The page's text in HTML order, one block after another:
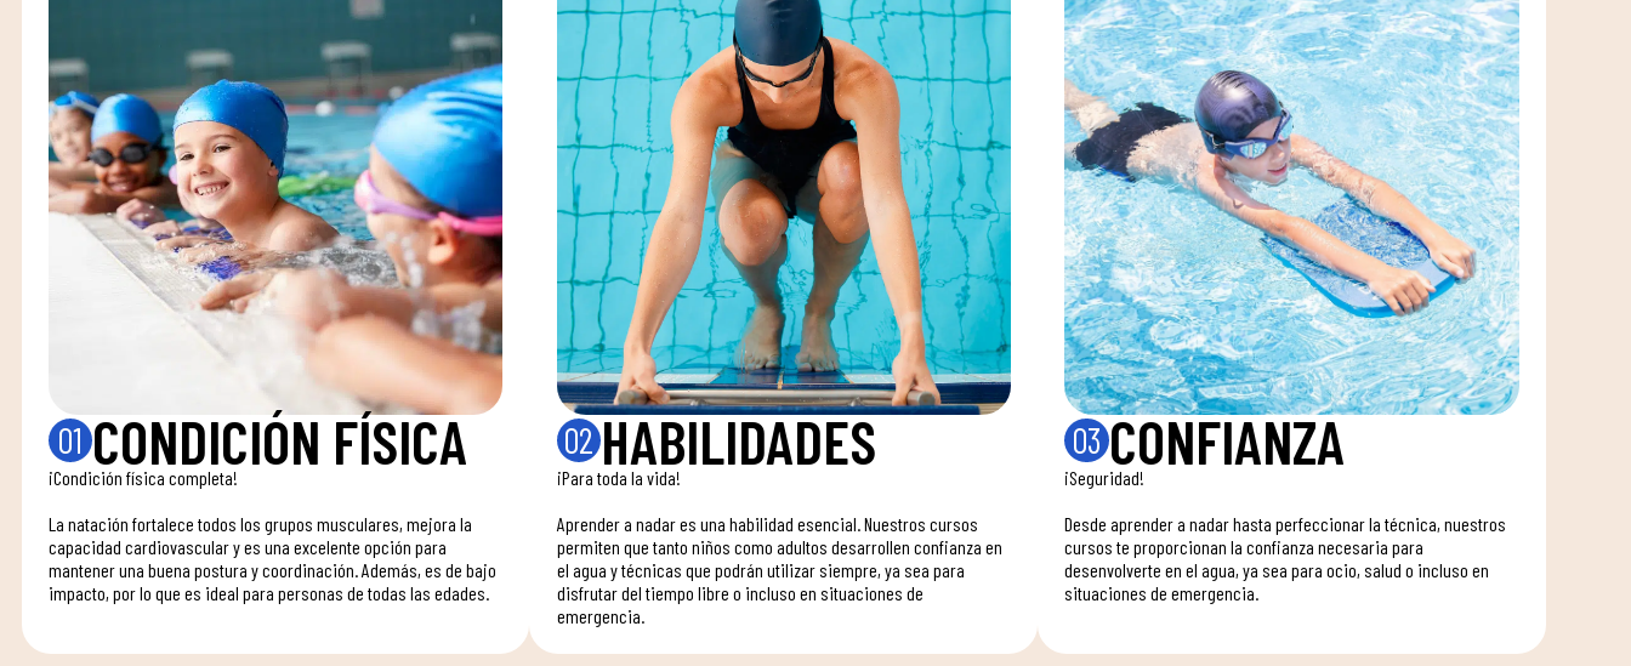
01 CONDICIÓN FÍSICA
¡Condición física completa!
La natación fortalece todos los grupos musculares, mejora la
capacidad cardiovascular y es una excelente opción para
mantener una buena postura y coordinación. Además, es de bajo
impacto, por lo que es ideal para personas de todas las edades.
02 HABILIDADES
¡Para toda la vida!
Aprender a nadar es una habilidad esencial. Nuestros cursos
permiten que tanto niños como adultos desarrollen confianza en
el agua y técnicas que podrán utilizar siempre, ya sea para
disfrutar del tiempo libre o incluso en situaciones de
emergencia.
03 CONFIANZA
¡Seguridad!
Desde aprender a nadar hasta perfeccionar la técnica, nuestros
cursos te proporcionan la confianza necesaria para
desenvolverte en el agua, ya sea para ocio, salud o incluso en
situaciones de emergencia.